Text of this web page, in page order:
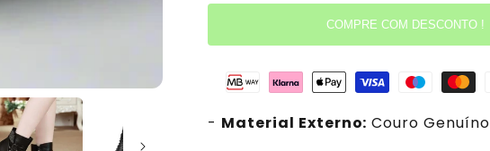
COMPRE COM DESCONTO !
- Material Externo: Couro Genuíno